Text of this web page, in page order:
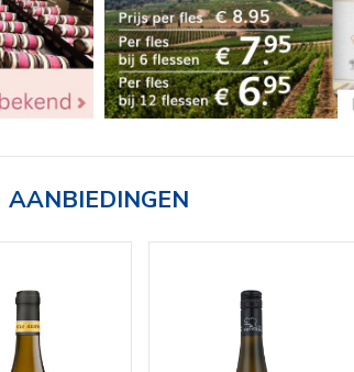
AANBIEDINGEN